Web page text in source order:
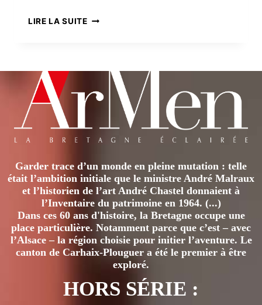
LIRE LA SUITEL’ÎLE
Garder trace d’un monde en pleine mutation : telle
était l’ambition initiale que le ministre André Malraux
et l’historien de l’art André Chastel donnaient à
l’Inventaire du patrimoine en 1964. (...)
Dans ces 60 ans d'histoire, la Bretagne occupe une
place particulière. Notamment parce que c’est – avec
l’Alsace – la région choisie pour initier l’aventure. Le
canton de Carhaix-Plouguer a été le premier à être
exploré.
HORS SÉRIE :